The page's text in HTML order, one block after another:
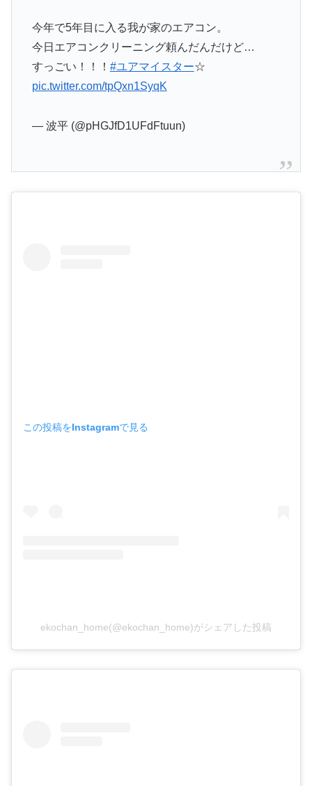
今年で5年目に入る我が家のエアコン。
今日エアコンクリーニング頼んだんだけど…
すっごい！！！ #ユアマイスター☆
pic.twitter.com/tpQxn1SyqK
— 波平 (@pHGJfD1UFdFtuun)
この投稿をInstagramで見る
ekochan_home(@ekochan_home)がシェアした投稿